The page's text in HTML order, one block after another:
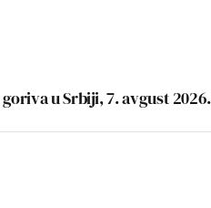
goriva u Srbiji, 7. avgust 2026.